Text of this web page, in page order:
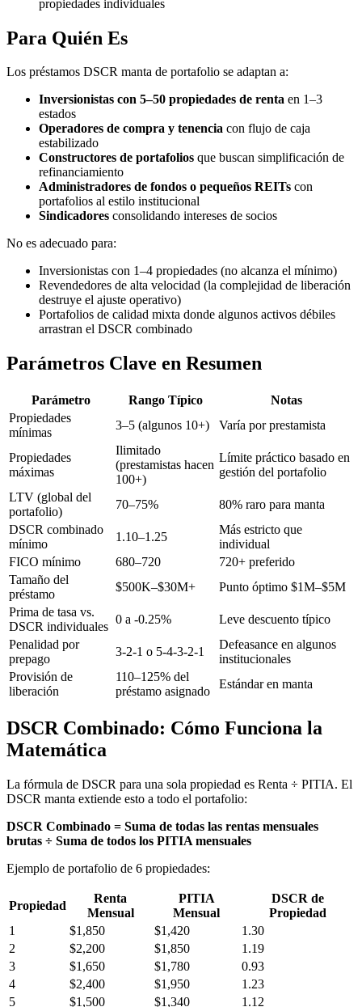
propiedades individuales
Para Quién Es
Los préstamos DSCR manta de portafolio se adaptan a:
Inversionistas con 5–50 propiedades de renta en 1–3
estados
Operadores de compra y tenencia con flujo de caja
estabilizado
Constructores de portafolios que buscan simplificación de
refinanciamiento
Administradores de fondos o pequeños REITs con
portafolios al estilo institucional
Sindicadores consolidando intereses de socios
No es adecuado para:
Inversionistas con 1–4 propiedades (no alcanza el mínimo)
Revendedores de alta velocidad (la complejidad de liberación
destruye el ajuste operativo)
Portafolios de calidad mixta donde algunos activos débiles
arrastran el DSCR combinado
Parámetros Clave en Resumen
Parámetro Rango Típico
Notas
Propiedades
mínimas
3–5 (algunos 10+) Varía por prestamista
Propiedades
máximas
Ilimitado
(prestamistas hacen
100+)
Límite práctico basado en
gestión del portafolio
LTV (global del
portafolio)
70–75%
80% raro para manta
DSCR combinado
mínimo
1.10–1.25
Más estricto que
individual
FICO mínimo
680–720
720+ preferido
Tamaño del
préstamo
$500K–$30M+
Punto óptimo $1M–$5M
Prima de tasa vs.
DSCR individuales
0 a -0.25%
Leve descuento típico
Penalidad por
prepago
3-2-1 o 5-4-3-2-1
Defeasance en algunos
institucionales
Provisión de
liberación
110–125% del
préstamo asignado
Estándar en manta
DSCR Combinado: Cómo Funciona la
Matemática
La fórmula de DSCR para una sola propiedad es Renta ÷ PITIA. El
DSCR manta extiende esto a todo el portafolio:
DSCR Combinado = Suma de todas las rentas mensuales
brutas ÷ Suma de todos los PITIA mensuales
Ejemplo de portafolio de 6 propiedades:
Propiedad
Renta
Mensual
PITIA
Mensual
DSCR de
Propiedad
1
$1,850 $1,420
1.30
2
$2,200 $1,850
1.19
3
$1,650 $1,780
0.93
4
$2,400 $1,950
1.23
5
$1,500 $1,340 1.12